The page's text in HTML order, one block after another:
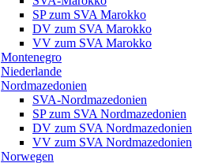
SP zum SVA Marokko
DV zum SVA Marokko
VV zum SVA Marokko
Montenegro
Niederlande
Nordmazedonien
SVA-Nordmazedonien
SP zum SVA Nordmazedonien
DV zum SVA Nordmazedonien
VV zum SVA Nordmazedonien
Norwegen